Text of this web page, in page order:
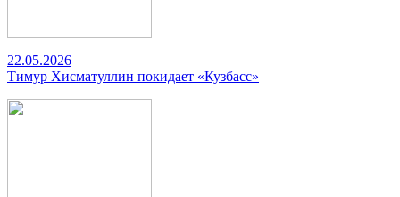
22.05.2026
Тимур Хисматуллин покидает «Кузбасс»